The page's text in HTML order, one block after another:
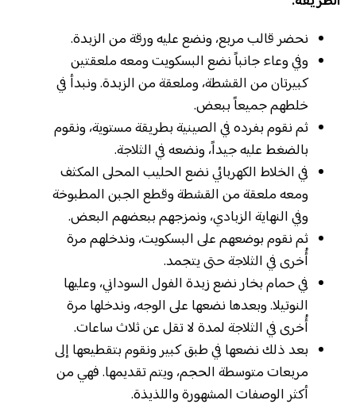
نحضر قالب مربع، ونضع عليه ورقة من الزبدة.
وفي وعاء جانباً نضع البسكويت ومعه ملعقتين
كبيرتان من القشطة، وملعقة من الزبدة. ونبدأ في
خلطهم جميعاً ببعض.
ثم نقوم بفرده في الصينية بطريقة مستوية، ونقوم
بالضغط عليه جيداً، ونضعه في الثلاجة.
في الخلاط الكهربائي نضع الحليب المحلى المكثف
ومعه ملعقة من القشطة وقطع الجبن المطبوخة
وفي النهاية الزبادي، ونمزجهم ببعضهم البعض.
ثم نقوم بوضعهم على البسكويت، وندخلهم مرة
أُخرى في الثلاجة حتى يتجمد.
في حمام بخار نضع زبدة الفول السوداني، وعليها
النوتيلا. وبعدها نضعها على الوجه، وندخلها مرة
أُخرى في الثلاجة لمدة لا تقل عن ثلاث ساعات.
بعد ذلك نضعها في طبق كبير ونقوم بتقطيعها إلى
مربعات متوسطة الحجم، ويتم تقديمها. فهي من
أكثر الوصفات المشهورة واللذيذة.